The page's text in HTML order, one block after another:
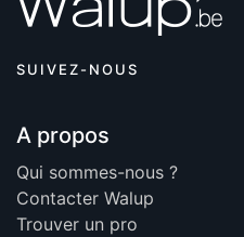
SUIVEZ-NOUS
A propos
Qui sommes-nous ?
Contacter Walup
Trouver un pro